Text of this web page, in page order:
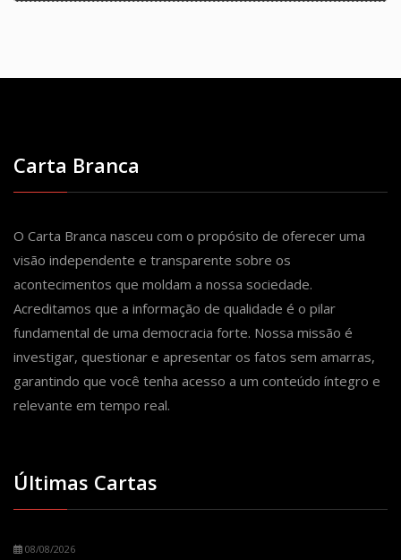
Carta Branca
O Carta Branca nasceu com o propósito de oferecer uma
visão independente e transparente sobre os
acontecimentos que moldam a nossa sociedade.
Acreditamos que a informação de qualidade é o pilar
fundamental de uma democracia forte. Nossa missão é
investigar, questionar e apresentar os fatos sem amarras,
garantindo que você tenha acesso a um conteúdo íntegro e
relevante em tempo real.
Últimas Cartas
08/08/2026